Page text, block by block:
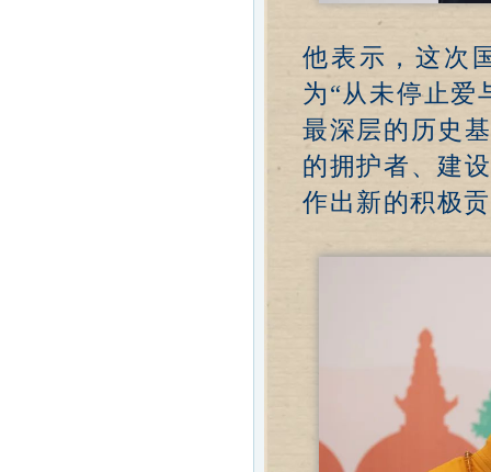
他表示，这次
为“从未停止爱
最深层的历史
的拥护者、建
作出新的积极